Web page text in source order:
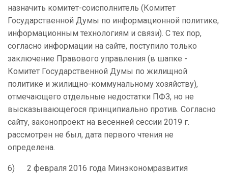
назначить комитет-соисполнитель (Комитет
Государственной Думы по информационной политике,
информационным технологиям и связи). С тех пор,
согласно информации на сайте, поступило только
заключение Правового управления (в шапке -
Комитет Государственной Думы по жилищной
политике и жилищно-коммунальному хозяйству),
отмечающего отдельные недостатки ПФЗ, но не
высказывающегося принципиально против. Согласно
сайту, законопроект на весенней сессии 2019 г.
рассмотрен не был, дата первого чтения не
определена.
6) 2 февраля 2016 года Минэкономразвития